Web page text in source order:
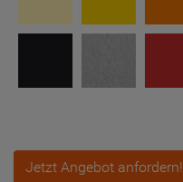
Jetzt Angebot anfordern!